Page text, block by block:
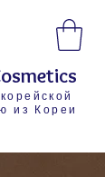
из Кореи